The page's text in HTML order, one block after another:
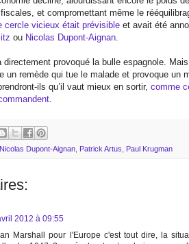
et compromettant même le
cercle vicieux était prévisible et avait été
ou Nicolas Dupont-Aignan
directement provoqué la bulle espagnole.
un remède qui tue le malade et provoque un
ils qu’il vaut mieux en sortir, comme
Nicolas Dupont-Aignan Patrick Artus Paul Krugman
2012 à 09:55
Marshall pour l'Europe c'est tout dire, la